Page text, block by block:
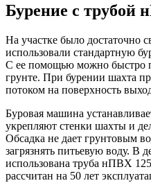
Бурение с трубой
На участке было достаточно
использовали стандартную
С ее помощью можно быстро
грунте. При бурении шахта
потоком на поверхность
Буровая машина
укрепляют стенки шахты и
Обсадка не дает грунтовым
загрязнять питьевую воду. В
использована труба нПВХ
рассчитан на 50 лет